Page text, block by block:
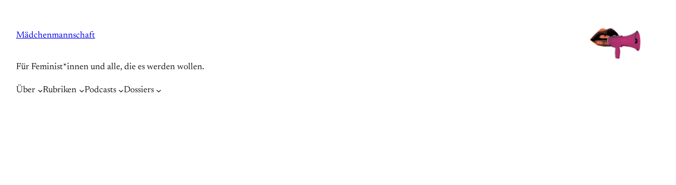
springen
Mädchenmannschaft
Für Feminist*innen und alle, die es werden wollen.
Über Rubriken Podcasts Dossiers